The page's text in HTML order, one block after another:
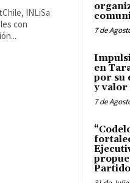
INLiSa
con
7 de
en
por su
y valor
7 de